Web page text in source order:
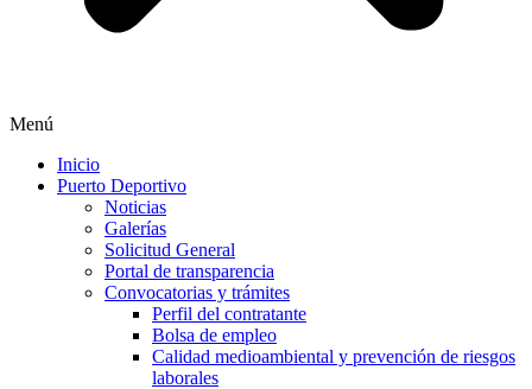
Menú
Inicio
Puerto Deportivo
Noticias
Galerías
Solicitud General
Portal de transparencia
Convocatorias y trámites
Perfil del contratante
Bolsa de empleo
Calidad medioambiental y prevención de riesgos
laborales